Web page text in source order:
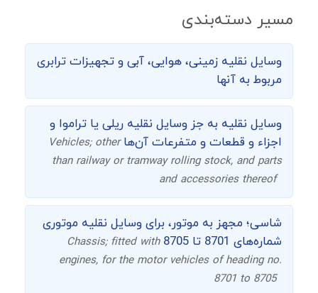
مسیر دسته‌بندی
وسایل نقلیه زمینی، هوایی، آبی و تجهیزات ترابری
مربوط به آنها
وسایل نقلیه به جز وسایل نقلیه ریلی یا تراموا و
اجزاء و قطعات و متفرعات آن‌هاVehicles; other
than railway or tramway rolling stock, and parts
and accessories thereof
شاسی؛ مجهز به موتور، برای وسایل نقلیه موتوری
شماره‌های 8701 تا 8705
Chassis; fitted with
engines, for the motor vehicles of heading no.
8701 to 8705